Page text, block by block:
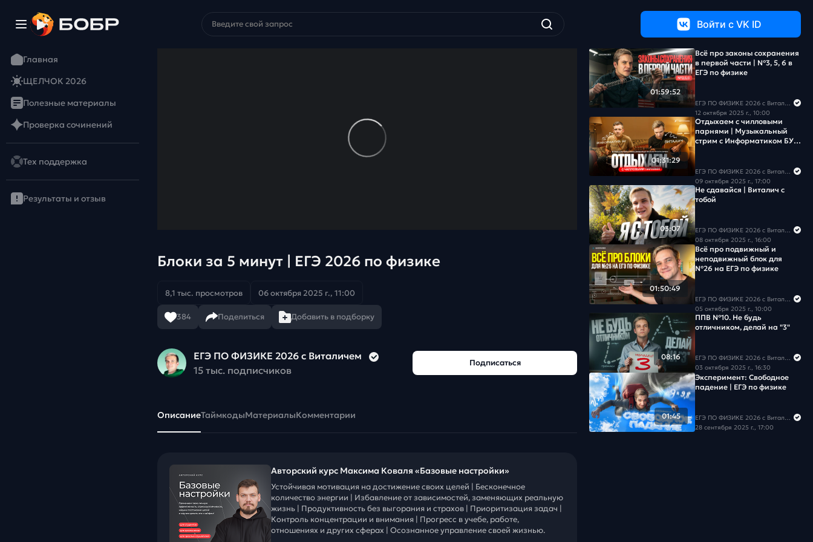
Войти c VK ID
Главная
ЩЕЛЧОК 2026
Полезные материалы
Проверка сочинений
Тех поддержка
Результаты и отзыв
Блоки за 5 минут | ЕГЭ 2026 по физике
8,1 тыс. просмотров 06 октября 2025 г., 11:00
384 Поделиться Добавить в подборку
ЕГЭ ПО ФИЗИКЕ 2026 с Виталичем
15 тыс. подписчиков
Подписаться
ОписаниеТаймкодыМатериалыКомментарии
Авторский курс Максима Коваля «Базовые настройки»
Устойчивая мотивация на достижение своих целей | Бесконечное
количество энергии | Избавление от зависимостей, заменяющих реальную
жизнь | Продуктивность без выгорания и страхов | Приоритизация задач |
Контроль концентрации и внимания | Прогресс в учебе, работе,
отношениях и других сферах | Осознанное управление своей жизнью.
01:59:52
Всё про законы сохранения
в первой части | №3, 5, 6 в
ЕГЭ по физике
ЕГЭ ПО ФИЗИКЕ 2026 с Виталичем
12 октября 2025 г., 10:00
01:31:29
Отдыхаем с чилловыми
парнями | Музыкальный
стрим с Информатиком БУ и
ЕГЭ ПО ФИЗИКЕ 2026 с Виталичем
09 октября 2025 г., 17:00
03:07
Не сдавайся | Виталич с
тобой
ЕГЭ ПО ФИЗИКЕ 2026 с Виталичем
08 октября 2025 г., 16:00
01:50:49
Всё про подвижный и
неподвижный блок для
№26 на ЕГЭ по физике
ЕГЭ ПО ФИЗИКЕ 2026 с Виталичем
05 октября 2025 г., 10:00
08:16
ППВ №10. Не будь
отличником, делай на "3"
ЕГЭ ПО ФИЗИКЕ 2026 с Виталичем
03 октября 2025 г., 16:30
01:45
Эксперимент: Свободное
падение | ЕГЭ по физике
ЕГЭ ПО ФИЗИКЕ 2026 с Виталичем
28 сентября 2025 г., 17:00